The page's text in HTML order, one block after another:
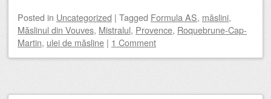
Posted in Uncategorized | Tagged Formula AS, măslini,
Măslinul din Vouves, Mistralul, Provence, Roquebrune-Cap-
Martin, ulei de măsline | 1 Comment